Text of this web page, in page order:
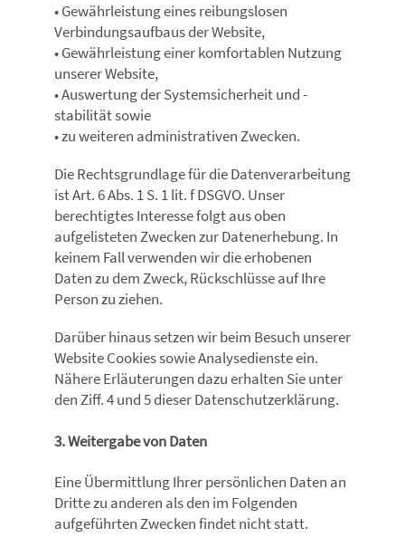
• Gewährleistung eines reibungslosen
Verbindungsaufbaus der Website,
• Gewährleistung einer komfortablen Nutzung
unserer Website,
• Auswertung der Systemsicherheit und -
stabilität sowie
• zu weiteren administrativen Zwecken.
Die Rechtsgrundlage für die Datenverarbeitung
ist Art. 6 Abs. 1 S. 1 lit. f DSGVO. Unser
berechtigtes Interesse folgt aus oben
aufgelisteten Zwecken zur Datenerhebung. In
keinem Fall verwenden wir die erhobenen
Daten zu dem Zweck, Rückschlüsse auf Ihre
Person zu ziehen.
Darüber hinaus setzen wir beim Besuch unserer
Website Cookies sowie Analysedienste ein.
Nähere Erläuterungen dazu erhalten Sie unter
den Ziff. 4 und 5 dieser Datenschutzerklärung.
3. Weitergabe von Daten
Eine Übermittlung Ihrer persönlichen Daten an
Dritte zu anderen als den im Folgenden
aufgeführten Zwecken findet nicht statt.